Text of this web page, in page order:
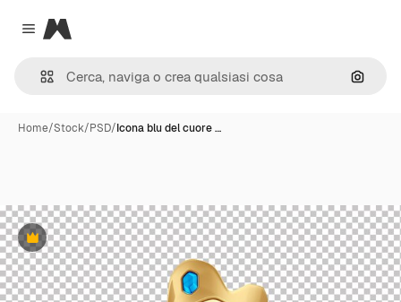
Close menu
Magnific
Cerca
Home/Stock/PSD/Icona blu del cuore …
Premium